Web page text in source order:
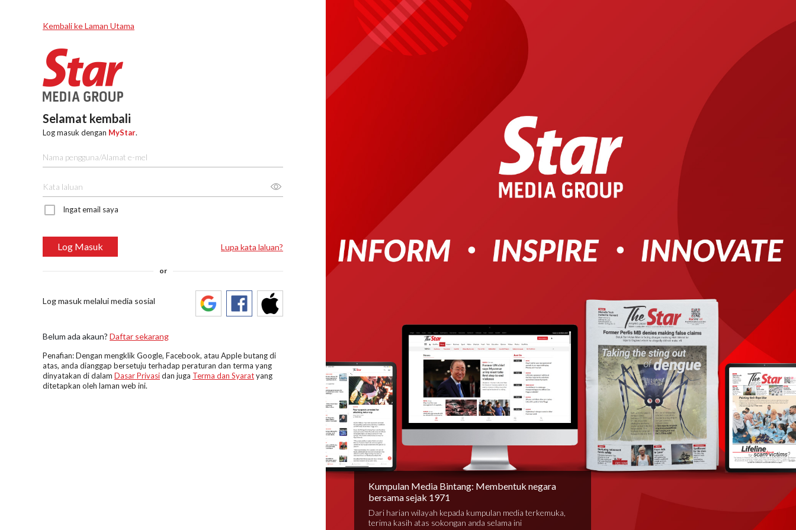
Kembali ke Laman Utama
Selamat kembali
Log masuk dengan MyStar.
Ingat email saya
Log Masuk Lupa kata laluan?
or
Log masuk melalui media sosial
Belum ada akaun? Daftar sekarang
Penafian: Dengan mengklik Google, Facebook, atau Apple butang di
atas, anda dianggap bersetuju terhadap peraturan dan terma yang
dinyatakan di dalam Dasar Privasidan juga Terma dan Syaratyang
ditetapkan oleh laman web ini.
Kumpulan Media Bintang: Membentuk negara
bersama sejak 1971
Dari harian wilayah kepada kumpulan media terkemuka,
terima kasih atas sokongan anda selama ini